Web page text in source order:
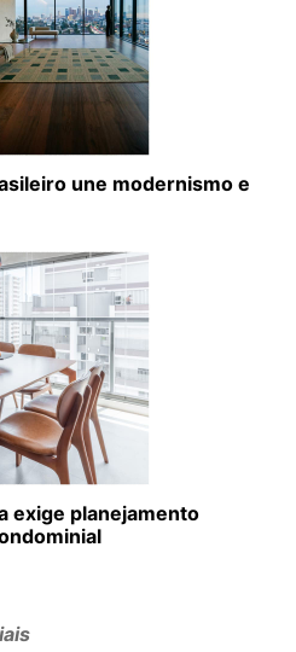
une modernismo e
exige planejamento